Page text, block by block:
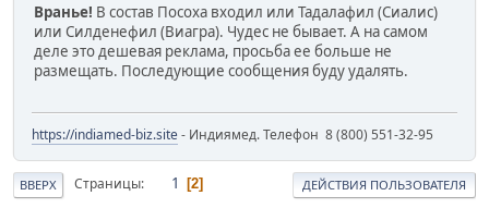
Вранье! В состав Посоха входил или Тадалафил (Сиалис)
или Силденефил (Виагра). Чудес не бывает. А на самом
деле это дешевая реклама, просьба ее больше не
размещать. Последующие сообщения буду удалять.
https://indiamed-biz.site- Индиямед. Телефон 8 (800) 551-32-95
ВВЕРХ Страницы 1 2 ДЕЙСТВИЯ ПОЛЬЗОВАТЕЛЯ